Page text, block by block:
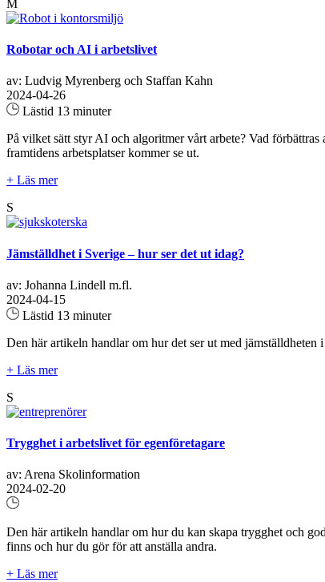
M
Robotar och AI i arbetslivet
av: Ludvig Myrenberg och Staffan Kahn
2024-04-26
Lästid 13 minuter
På vilket sätt styr AI och algoritmer vårt arbete? Vad
framtidens arbetsplatser kommer se ut.
+ Läs mer
S
Jämställdhet i Sverige – hur ser det ut idag?
av: Johanna Lindell m.fl.
2024-04-15
Lästid 13 minuter
Den här artikeln handlar om hur det ser ut med
+ Läs mer
S
Trygghet i arbetslivet för egenföretagare
av: Arena Skolinformation
2024-02-20
Den här artikeln handlar om hur du kan skapa trygghet och
finns och hur du gör för att anställa andra.
+ Läs mer